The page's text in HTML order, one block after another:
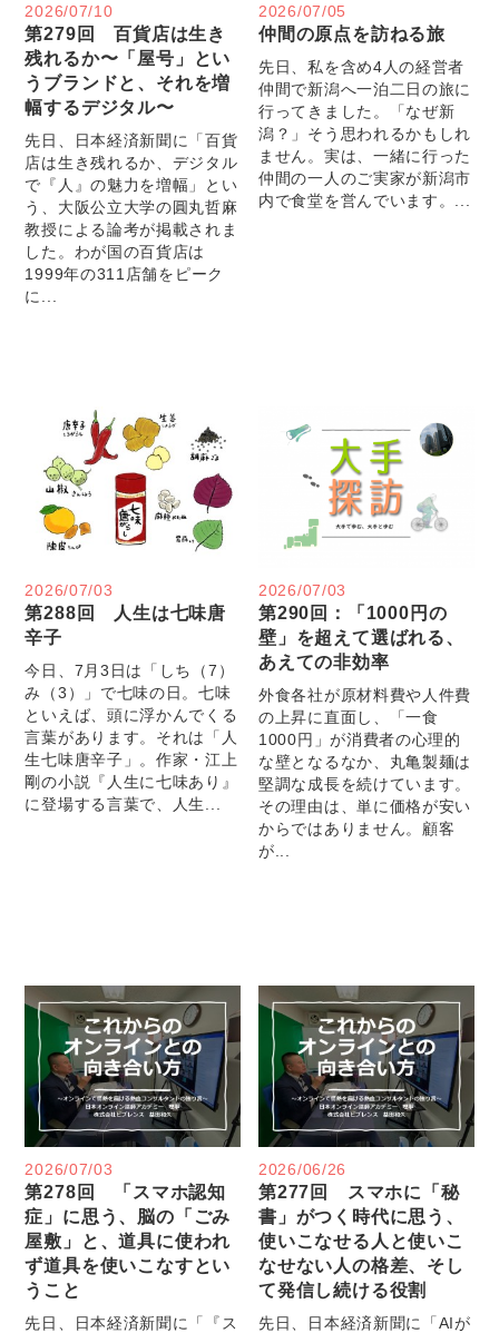
2026/07/10
第279回 百貨店は生き
残れるか〜「屋号」とい
うブランドと、それを増
幅するデジタル〜
先日、日本経済新聞に「百貨
店は生き残れるか、デジタル
で『人』の魅力を増幅」とい
う、大阪公立大学の圓丸哲麻
教授による論考が掲載されま
した。わが国の百貨店は
1999年の311店舗をピーク
に...
2026/07/05
仲間の原点を訪ねる旅
先日、私を含め4人の経営者
仲間で新潟へ一泊二日の旅に
行ってきました。「なぜ新
潟？」そう思われるかもしれ
ません。実は、一緒に行った
仲間の一人のご実家が新潟市
内で食堂を営んでいます。...
2026/07/03
第288回 人生は七味唐
辛子
今日、7月3日は「しち（7）
み（3）」で七味の日。七味
といえば、頭に浮かんでくる
言葉があります。それは「人
生七味唐辛子」。作家・江上
剛の小説『人生に七味あり』
に登場する言葉で、人生...
2026/07/03
第290回：「1000円の
壁」を超えて選ばれる、
あえての非効率
外食各社が原材料費や人件費
の上昇に直面し、「一食
1000円」が消費者の心理的
な壁となるなか、丸亀製麺は
堅調な成長を続けています。
その理由は、単に価格が安い
からではありません。顧客
が...
2026/07/03
第278回 「スマホ認知
症」に思う、脳の「ごみ
屋敷」と、道具に使われ
ず道具を使いこなすとい
うこと
先日、日本経済新聞に「『ス
2026/06/26
第277回 スマホに「秘
書」がつく時代に思う、
使いこなせる人と使いこ
なせない人の格差、そし
て発信し続ける役割
先日、日本経済新聞に「AIが